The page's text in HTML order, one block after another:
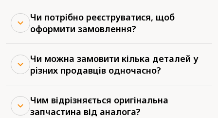
Чи потрібно реєструватися, щоб
оформити замовлення?
Чи можна замовити кілька деталей у
різних продавців одночасно?
Чим відрізняється оригінальна
запчастина від аналога?